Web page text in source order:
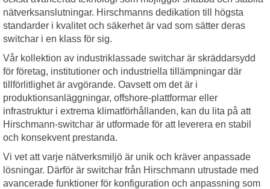
nätverksanslutningar. Hirschmanns dedikation till högsta
standarder i kvalitet och säkerhet är vad som sätter deras
switchar i en klass för sig.
Vår kollektion av industriklassade switchar är skräddarsydd
för företag, institutioner och industriella tillämpningar där
tillförlitlighet är avgörande. Oavsett om det är i
produktionsanläggningar, offshore-plattformar eller
infrastruktur i extrema klimatförhållanden, kan du lita på att
Hirschmann-switchar är utformade för att leverera en stabil
och konsekvent prestanda.
Vi vet att varje nätverksmiljö är unik och kräver anpassade
lösningar. Därför är switchar från Hirschmann utrustade med
avancerade funktioner för konfiguration och anpassning som